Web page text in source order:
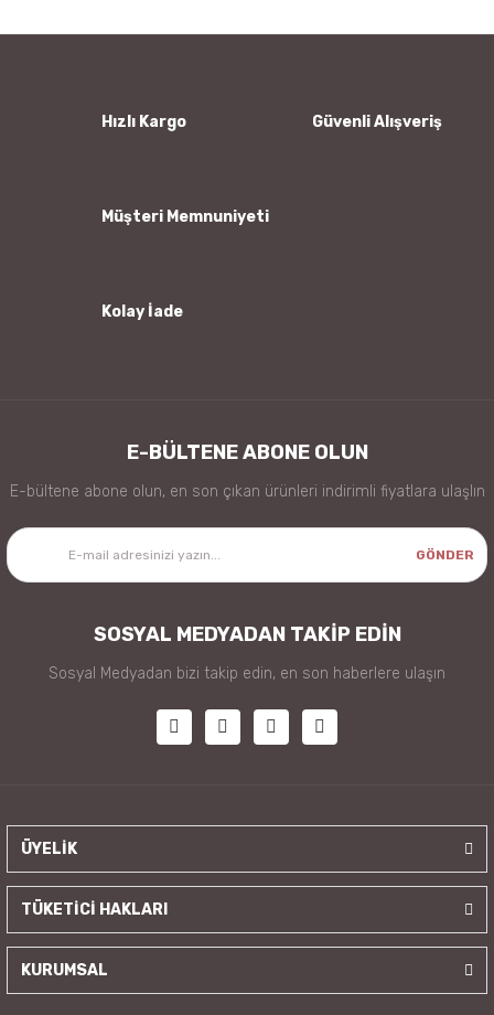
Ürün bilgilerinde hatalar bulunuyor.
Hızlı Kargo Güvenli Alışveriş
Müşteri Memnuniyeti
Kolay İade
E-BÜLTENE ABONE OLUN
E-bültene abone olun, en son çıkan ürünleri indirimli fiyatlara ulaşlın
GÖNDER
SOSYAL MEDYADAN TAKİP EDİN
Sosyal Medyadan bizi takip edin, en son haberlere ulaşın
ÜYELİK
TÜKETİCİ HAKLARI
KURUMSAL